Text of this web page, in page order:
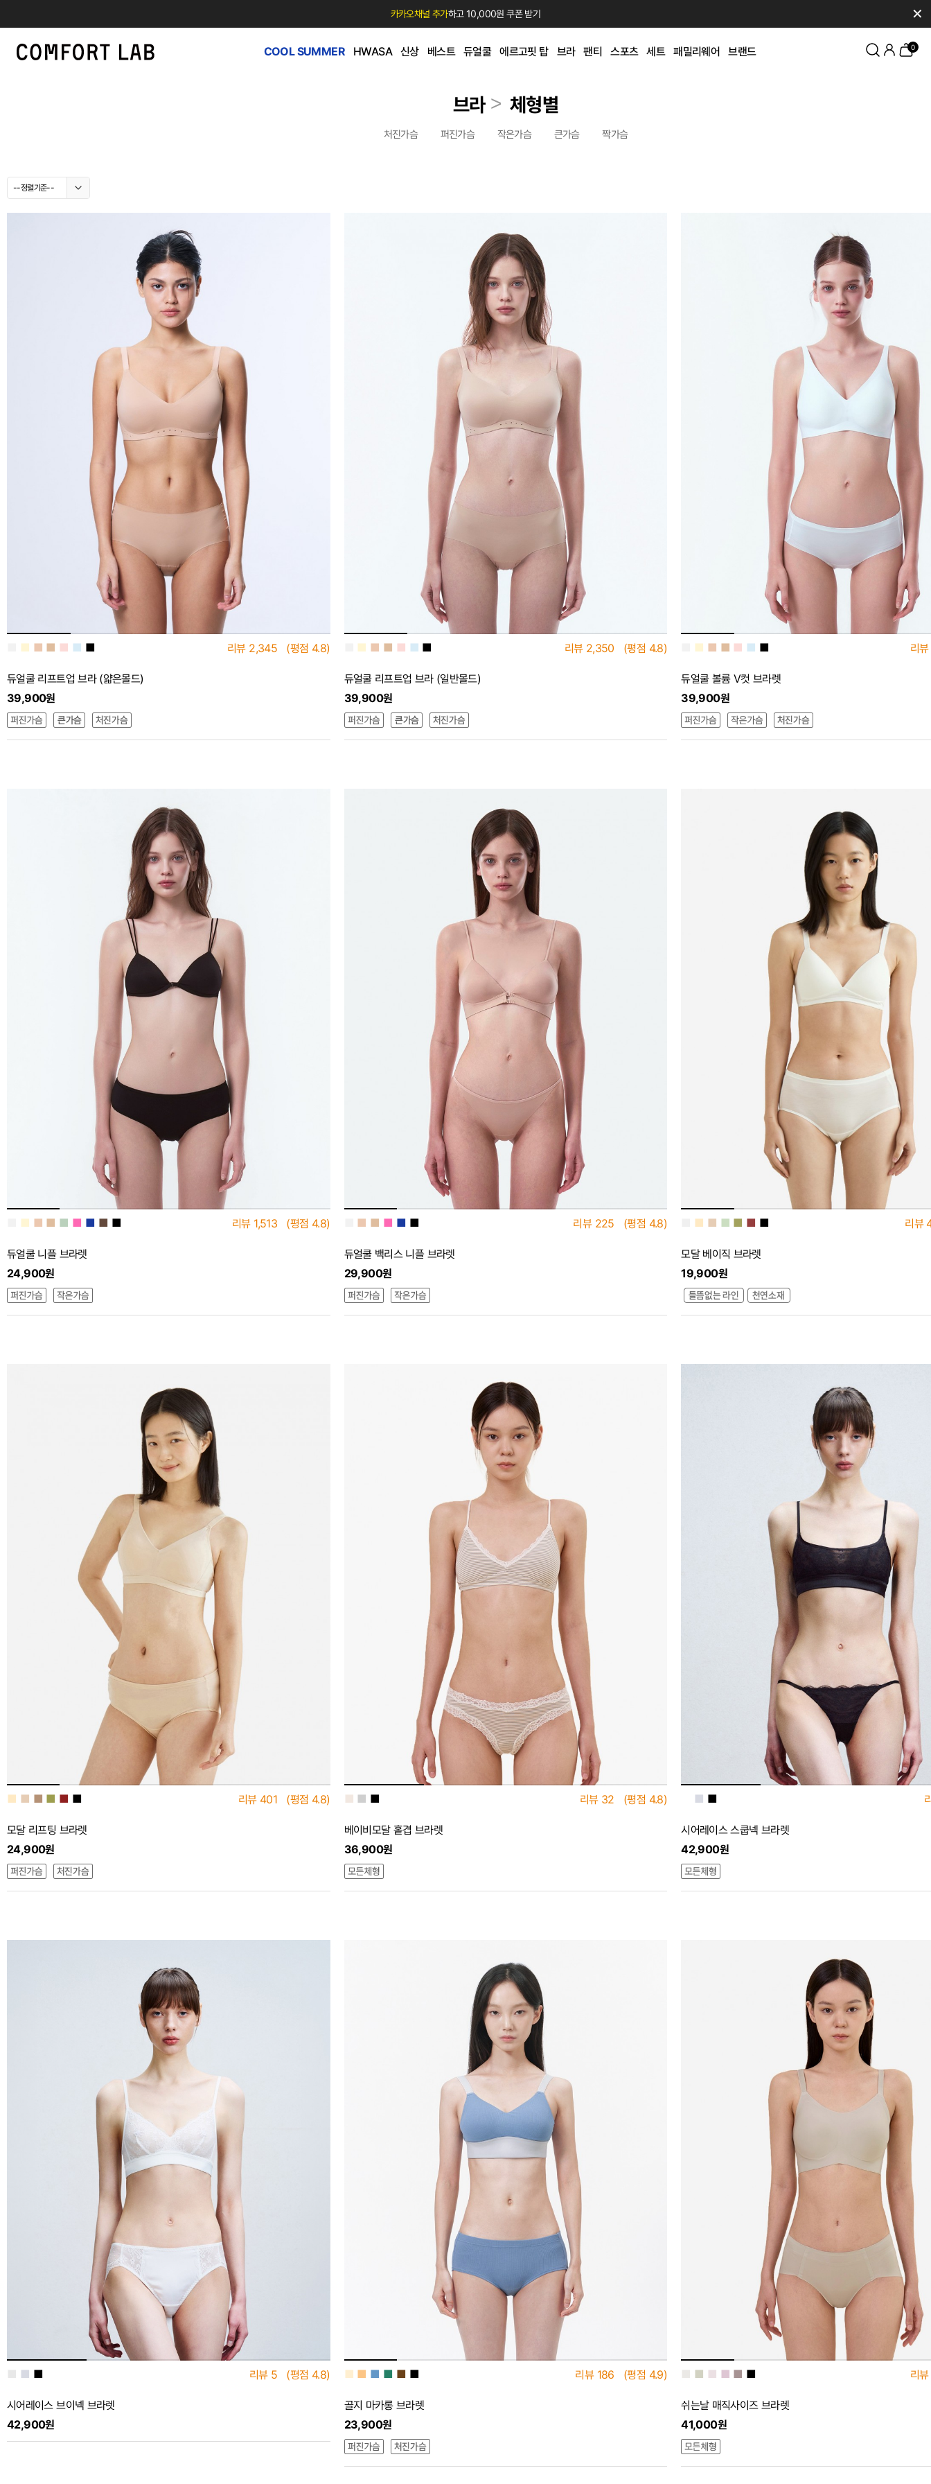
카카오채널 추가하고 10,000원 쿠폰 받기 ✕
COOL SUMMER HWASA 신상 베스트 듀얼쿨 에르고핏 탑 브라 팬티 스포츠 세트 패밀리웨어 브랜드 0
브라 > 체형별
처진가슴 퍼진가슴 작은가슴 큰가슴 짝가슴
--정렬기준--
■ ■ ■ ■ ■ ■ 리뷰 2,345 (평점 4.8)
듀얼쿨 리프트업 브라 (얇은몰드)
39,900원
■ ■ ■ ■ ■ ■ 리뷰 2,350 (평점 4.8)
듀얼쿨 리프트업 브라 (일반몰드)
39,900원
■ ■ ■ ■ ■ ■ 리뷰
듀얼쿨 볼륨 V컷 브라렛
39,900원
■ ■ ■ ■ ■ ■ ■ ■ 리뷰 1,513 (평점 4.8)
듀얼쿨 니플 브라렛
24,900원
■ ■ ■ ■ ■ 리뷰 225 (평점 4.8)
듀얼쿨 백리스 니플 브라렛
29,900원
■ ■ ■ ■ ■ ■ 리뷰
모달 베이직 브라렛
19,900원
■ ■ ■ ■ ■ ■ 리뷰 401 (평점 4.8)
모달 리프팅 브라렛
24,900원
■ ■ ■ 리뷰 32 (평점 4.8)
베이비모달 홑겹 브라렛
36,900원
■ ■
시어레이스 스쿱넥 브라렛
42,900원
■ ■ 리뷰 5 (평점 4.8)
시어레이스 브이넥 브라렛
42,900원
■ ■ ■ ■ ■ ■ 리뷰 186 (평점 4.9)
골지 마카롱 브라렛
23,900원
■ ■ ■ ■ ■ ■ 리뷰
쉬는날 매직사이즈 브라렛
41,000원